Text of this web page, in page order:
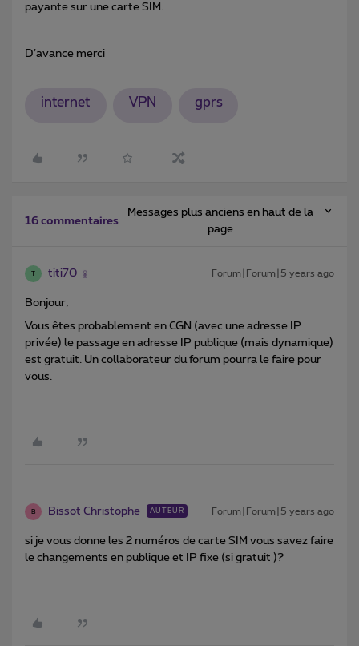
payante sur une carte SIM.
D’avance merci
internet VPN gprs
16 commentaires
Messages plus anciens en haut de la
page
T titi70 Forum|Forum|5 years ago
Bonjour,
Vous êtes probablement en CGN (avec une adresse IP
privée) le passage en adresse IP publique (mais dynamique)
est gratuit. Un collaborateur du forum pourra le faire pour
vous.
B Bissot Christophe AUTEUR Forum|Forum|5 years ago
si je vous donne les 2 numéros de carte SIM vous savez faire
le changements en publique et IP fixe (si gratuit )?